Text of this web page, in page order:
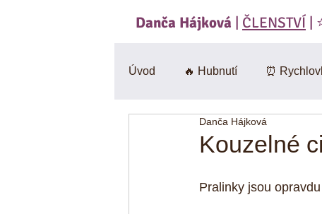
Danča Hájková | ČLENSTVÍ |
Úvod 🔥 Hubnutí ⏰
🍄 Houby
BEZlepkové 🎃 Dýně
Kouzelné
Danča Hájková
Pralinky jsou